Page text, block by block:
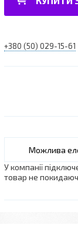
+380 (50) 029-15-61
У компанії
товар не